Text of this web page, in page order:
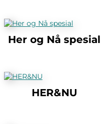
Her og Nå spesial
HER&NU